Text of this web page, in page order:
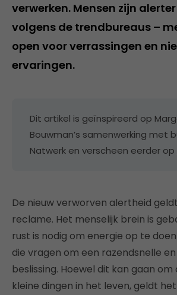
verwerken. Mensen zijn
volgens de trendbureaus –
open voor verrassingen en
ervaringen.
Dit artikel is geïnspireerd op
Bouwman’s samenwerking met
Natwerk en verscheen eerder op
De nieuw verworven alertheid
reclame. Het menselijk brein is
rust is nodig om energie op te
die vragen om een razendsnelle
beslissing. Hoewel dit kan gaan
kleine dingen in het leven, geldt